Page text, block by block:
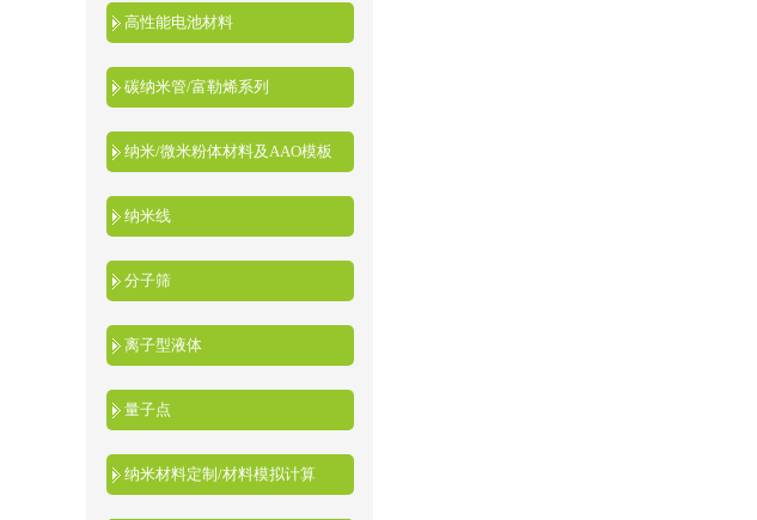
高性能电池材料
碳纳米管/富勒烯系列
纳米/微米粉体材料及AAO模板
纳米线
分子筛
离子型液体
量子点
纳米材料定制/材料模拟计算